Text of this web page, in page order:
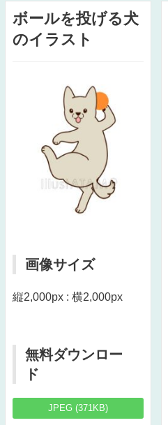
ボールを投げる犬
のイラスト
画像サイズ
縦2,000px : 横2,000px
無料ダウンロー
ド
JPEG (371KB)